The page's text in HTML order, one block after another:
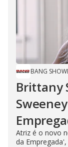
BANG
Brittany
Atriz é o novo
da